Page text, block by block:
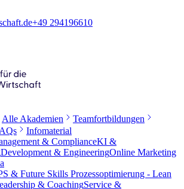
+49 294196610
Alle Akademien
Teamfortbildungen
Infomaterial
& ComplianceKI &
Development & EngineeringOnline Marketing
& Future Skills Prozessoptimierung - Lean
& CoachingService &